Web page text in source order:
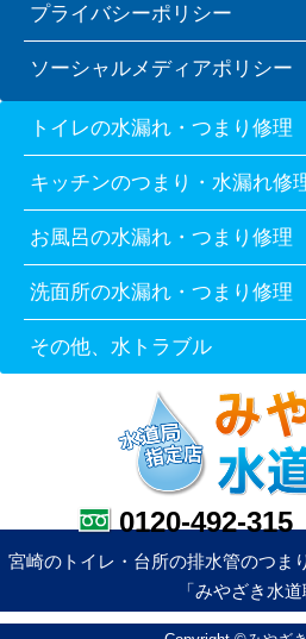
プライバシーポリシー
ソーシャルメディアポリシー
トイレの水漏れ・つまり修理
キッチンのつまり・水漏れ修
お風呂の水漏れ・つまり修理
洗面所の水漏れ・つまり修理
その他、水トラブル
0120-492-315
宮崎のトイレ・台所の排水管のつま
「みやざき水道